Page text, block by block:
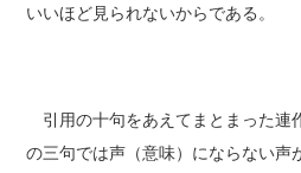
いいほど見られないからである。
引用の十句をあえてまとまった連
の三句では声（意味）にならない声